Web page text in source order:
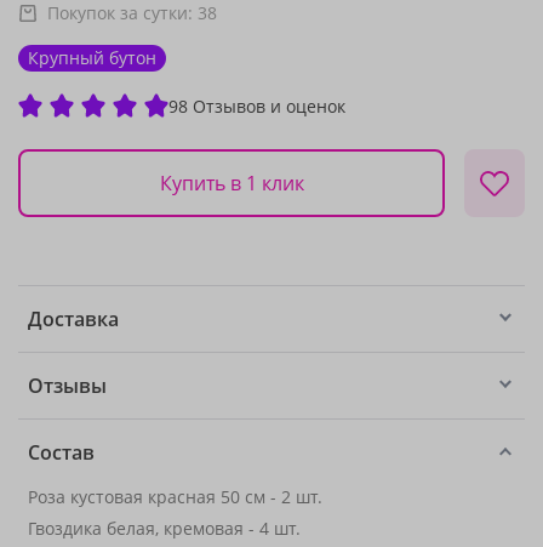
Покупок за сутки: 38
Крупный бутон
98 Отзывов и оценок
Купить в 1 клик
Доставка
Отзывы
Состав
Роза кустовая красная 50 см - 2 шт.
Гвоздика белая, кремовая - 4 шт.